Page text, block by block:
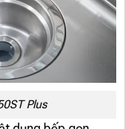
Plus